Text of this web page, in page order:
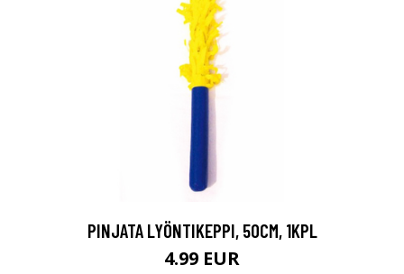
PINJATA LYÖNTIKEPPI, 50CM, 1KPL
4.99 EUR